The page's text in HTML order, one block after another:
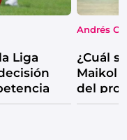
Liga
Andrés
¿Cuál
Maikol
del